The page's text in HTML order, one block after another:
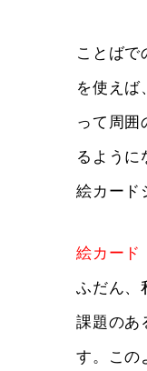
ことばで
を使えば
って周囲
るように
絵カード
絵カー
ふだん、
課題のあ
す。この